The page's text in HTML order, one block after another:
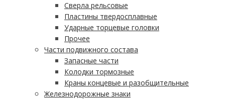
Сверла рельсовые
Пластины твердосплавные
Ударные торцевые головки
Прочее
Части подвижного состава
Запасные части
Колодки тормозные
Краны концевые и разобщительные
Железнодорожные знаки